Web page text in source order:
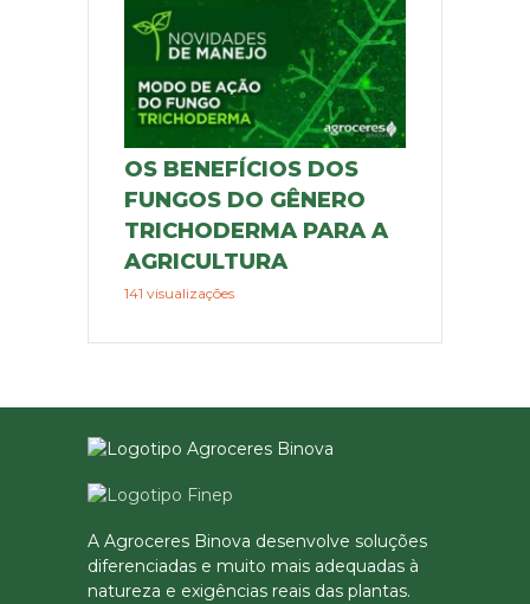
OS BENEFÍCIOS DOS
FUNGOS DO GÊNERO
TRICHODERMA PARA A
AGRICULTURA
141 visualizações
A Agroceres Binova desenvolve soluções
diferenciadas e muito mais adequadas à
natureza e exigências reais das plantas.